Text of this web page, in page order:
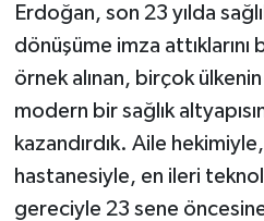
Erdoğan, son 23 yılda
dönüşüme imza
örnek alınan, birçok
modern bir sağlık
kazandırdık. Aile
hastanesiyle, en ileri
gereciyle 23 sene